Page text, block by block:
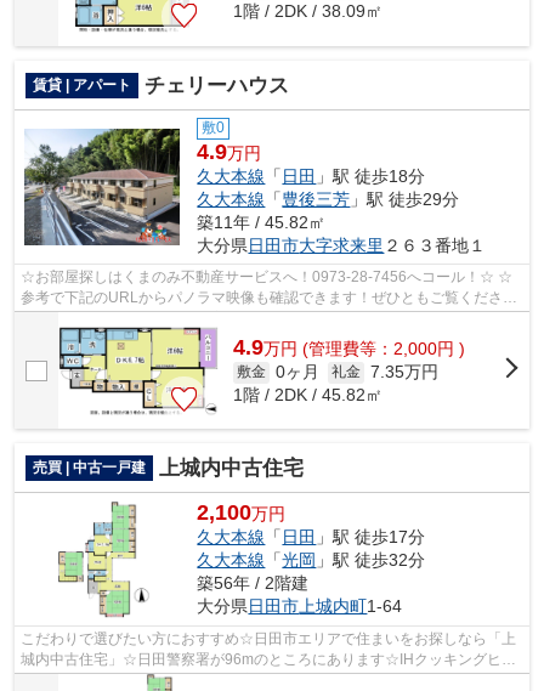
1階 / 2DK / 38.09㎡
賃貸 | アパート チェリーハウス
敷0
4.9万円
久大本線 「日田 」駅 徒歩18分
久大本線 「豊後三芳 」駅 徒歩29分
築11年 / 45.82㎡
大分県日田市大字求来里 ２６３番地１
☆お部屋探しはくまのみ不動産サービスへ！0973-28-7456へコール！☆ ☆
参考で下記のURLからパノラマ映像も確認できます！ぜひともご覧くださ
4.9万円 (管理費等：2,000円 )
敷金 0ヶ月 礼金 7.35万円
1階 / 2DK / 45.82㎡
売買 | 中古一戸建 上城内中古住宅
2,100万円
久大本線 「 日田 」駅 徒歩17分
久大本線 「光岡 」駅 徒歩32分
築56年 / 2階建
大分県日田市上城内町1-64
こだわりで選びたい方におすすめ☆日田市エリアで住まいをお探しなら「上
城内中古住宅」☆日田警察署が96mのところにあります☆IHクッキングヒー
ター付きのキッチンです☆生活環境が整った...